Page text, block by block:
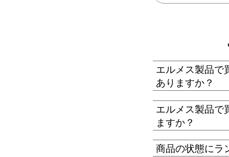
エルメス製品で
ありますか？
エルメス製品で
ますか？
商品の状態にラ